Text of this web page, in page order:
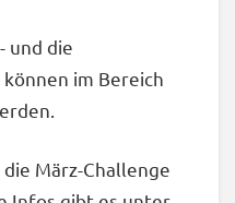
und die
im Bereich
März-Challenge